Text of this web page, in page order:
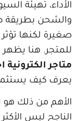
السيو
صحيحة،
تؤثر بشكل
يظهر الفارق
احترافي
يستثمر كل ميزة
هو التركيز
الأكثر تعقيدًا